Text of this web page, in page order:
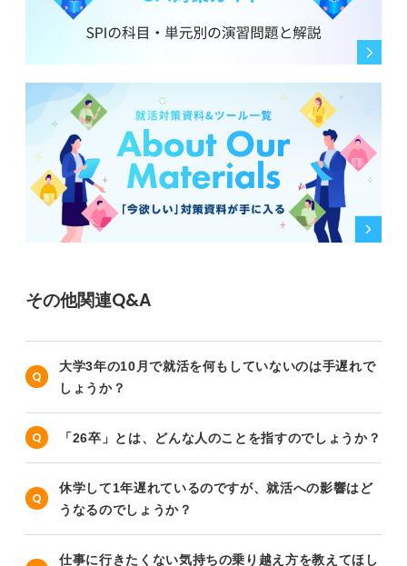
その他関連Q&A
大学3年の10月で就活を何もしていないのは手遅れで
しょうか？
「26卒」とは、どんな人のことを指すのでしょうか？
休学して1年遅れているのですが、就活への影響はど
うなるのでしょうか？
仕事に行きたくない気持ちの乗り越え方を教えてほし